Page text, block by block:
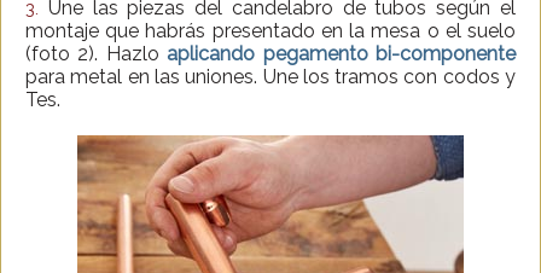
3.
Une las piezas del candelabro de tubos según el
montaje que habrás presentado en la mesa o el suelo
(foto 2). Hazlo aplicando pegamento bi-componente
para metal en las uniones. Une los tramos con codos y
Tes.